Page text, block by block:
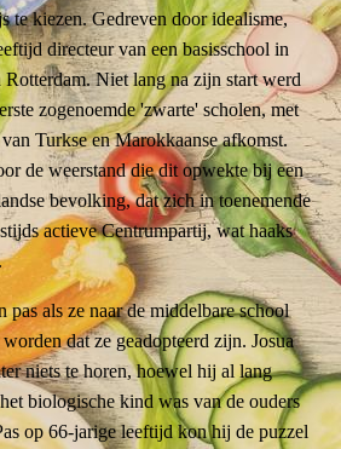
te kiezen. Gedreven door idealisme,
directeur van een basisschool in
Niet lang na zijn start werd
zogenoemde 'zwarte' scholen, met
Turkse en Marokkaanse afkomst.
de weerstand die dit opwekte bij een
bevolking, dat zich in toenemende
actieve Centrumpartij, wat haaks
pas als ze naar de middelbare school
dat ze geadopteerd zijn. Josua
niets te horen, hoewel hij al lang
biologische kind was van de ouders
op 66-jarige leeftijd kon hij de puzzel